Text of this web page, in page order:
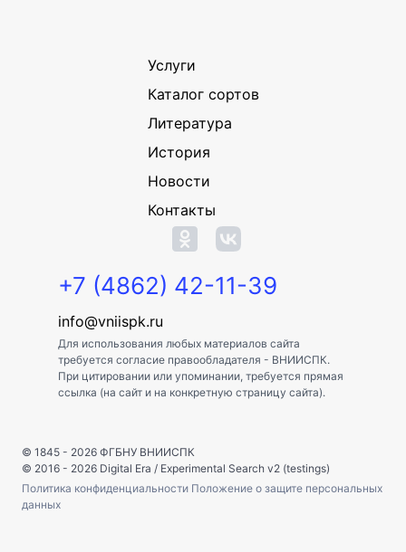
Услуги
Каталог сортов
Литература
История
Новости
Контакты
+7 (4862) 42-11-39
info@vniispk.ru
Для использования любых материалов сайта
требуется согласие правообладателя - ВНИИСПК.
При цитировании или упоминании, требуется прямая
ссылка (на сайт и на конкретную страницу сайта).
© 1845 - 2026 ФГБНУ ВНИИСПК
© 2016 - 2026 Digital Era / Experimental Search v2 (testings)
Политика конфиденциальности Положение о защите персональных
данных